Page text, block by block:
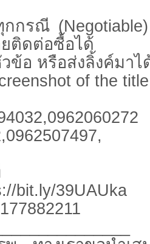
กกรณี
ติดต่อซื้อได้
ข้อ หรือส่งลิ้งค์มาไ
of the
bit.ly/39UAUka